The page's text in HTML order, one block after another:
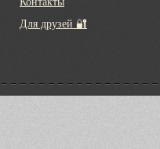
Для друзей 🔐